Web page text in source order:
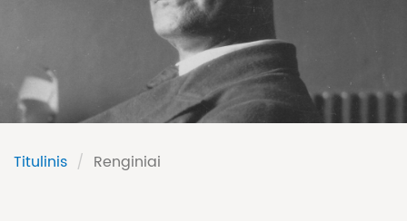
Titulinis / Renginiai